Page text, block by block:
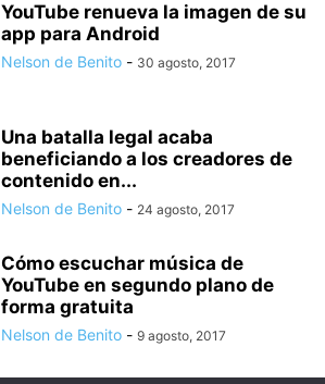
YouTube renueva la imagen de su
app para Android
Nelson de Benito - 30 agosto, 2017
Una batalla legal acaba
beneficiando a los creadores de
contenido en...
Nelson de Benito - 24 agosto, 2017
Cómo escuchar música de
YouTube en segundo plano de
forma gratuita
Nelson de Benito - 9 agosto, 2017